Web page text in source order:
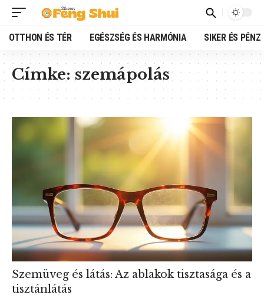
OTTHON ÉS TÉR EGÉSZSÉG ÉS HARMÓNIA SIKER ÉS PÉNZ
Címke:szemápolás
Szemüveg és látás: Az ablakok tisztasága és a
tisztánlátás